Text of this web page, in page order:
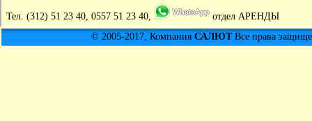
Тел. (312) 51 23 40, 0557 51 23 40,
отдел АРЕНДЫ
© 2005-2017, Компания САЛЮТВсе права